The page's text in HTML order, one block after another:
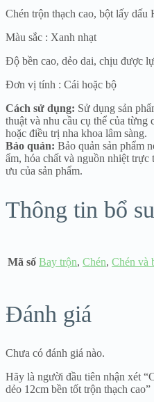
thạch
cao
số
lượng
Chén trộn thạch cao, bột lấy
Màu sắc : Xanh nhạt
Độ bền cao, dẻo dai, chịu được
Đơn vị tính : Cái hoặc bộ
Cách sử dụng: Sử dụng sản
thuật và nhu cầu cụ thể của từng
hoặc điều trị nha khoa lâm sàng.
Bảo quản: Bảo quản sản phẩm
ẩm, hóa chất và nguồn nhiệt
ưu của sản phẩm.
Thông tin bổ
Mã số Bay trộn, Chén, Chén và
Đánh giá
Chưa có đánh giá nào.
Hãy là người đầu tiên nhận xét
dẻo 12cm bền tốt trộn thạch cao”